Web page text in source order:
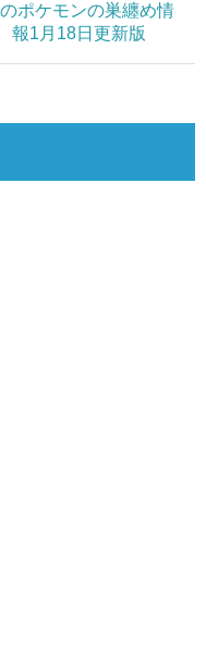
ポケモンの巣纏め情
報1月18日更新版